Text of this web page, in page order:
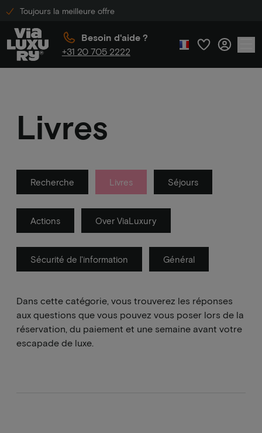
Toujours la meilleure offre
Besoin d'aide ?
+31 20 705 2222
Livres
Recherche Livres Séjours
Actions Over ViaLuxury
Sécurité de l'information Général
Dans cette catégorie, vous trouverez les réponses
aux questions que vous pouvez vous poser lors de la
réservation, du paiement et une semaine avant votre
escapade de luxe.